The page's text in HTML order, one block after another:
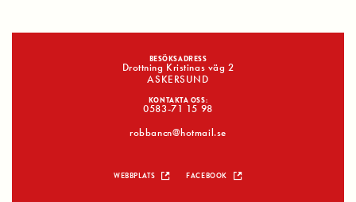
BESÖKSADRESS
Drottning Kristinas väg 2
ASKERSUND
KONTAKTA OSS:
0583-71 15 98
robbancn@hotmail.se
WEBBPLATS FACEBOOK